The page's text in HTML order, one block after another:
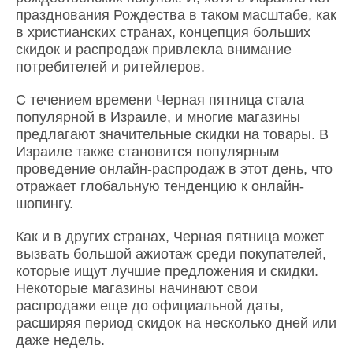
празднования Рождества в таком масштабе, как
в христианских странах, концепция больших
скидок и распродаж привлекла внимание
потребителей и ритейлеров.
С течением времени Черная пятница стала
популярной в Израиле, и многие магазины
предлагают значительные скидки на товары. В
Израиле также становится популярным
проведение онлайн-распродаж в этот день, что
отражает глобальную тенденцию к онлайн-
шопингу.
Как и в других странах, Черная пятница может
вызвать большой ажиотаж среди покупателей,
которые ищут лучшие предложения и скидки.
Некоторые магазины начинают свои
распродажи еще до официальной даты,
расширяя период скидок на несколько дней или
даже недель.